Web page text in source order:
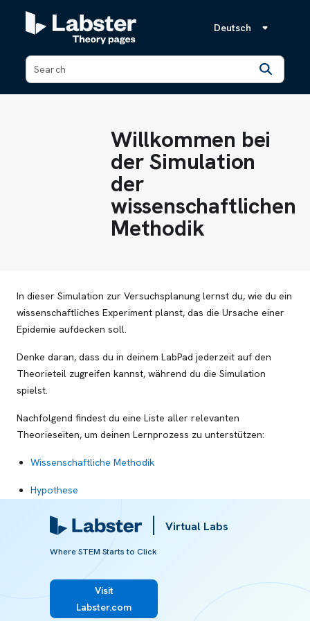
Deutsch
Back
Willkommen bei
der Simulation
der
wissenschaftlichen
Methodik
In dieser Simulation zur Versuchsplanung lernst du, wie du ein
wissenschaftliches Experiment planst, das die Ursache einer
Epidemie aufdecken soll.
Denke daran, dass du in deinem LabPad jederzeit auf den
Theorieteil zugreifen kannst, während du die Simulation
spielst.
Nachfolgend findest du eine Liste aller relevanten
Theorieseiten, um deinen Lernprozess zu unterstützen:
Wissenschaftliche Methodik
Hypothese
Experiment
Fluoreszenz-Zelltod-Assay
Virtual Labs
Where STEM Starts to Click
Visit
Labster.com